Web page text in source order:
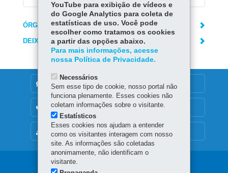
ÓRGÃO RESPONSÁVEL
DEIXE SUA OPINIÃO
MAPA DO SITE
DENUNCIE CORRUPÇÃO
OUVIDORIA
Navegação
YouTube para exibição de vídeos e
do Google Analytics para coleta de
estatísticas de uso. Você pode
escolher como tratamos os cookies
a partir das opções abaixo.
Para mais informações, acesse
nossa Política de Privacidade.
Necessários
Sem esse tipo de cookie, nosso portal não
funciona plenamente. Esses cookies não
coletam informações sobre o visitante.
Estatísticos
Esses cookies nos ajudam a entender
como os visitantes interagem com nosso
site. As informações são coletadas
anonimamente, não identificam o
visitante.